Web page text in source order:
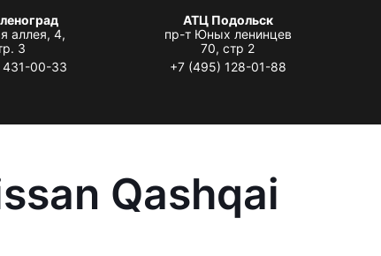
аллея, 4,
3
431-00-33
АТЦ Подольск
пр-т Юных ленинцев
70, стр 2
+7 (495) 128-01-88
Qashqai